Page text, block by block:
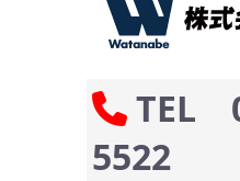
TEL
5522